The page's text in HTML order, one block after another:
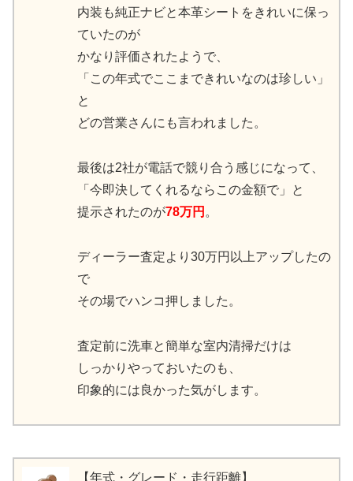
内装も純正ナビと本革シートをきれいに保っ
ていたのが
かなり評価されたようで、
「この年式でここまできれいなのは珍しい」
と
どの営業さんにも言われました。
最後は2社が電話で競り合う感じになって、
「今即決してくれるならこの金額で」と
提示されたのが78万円 。
ディーラー査定より30万円以上アップしたの
で
その場でハンコ押しました。
査定前に洗車と簡単な室内清掃だけは
しっかりやっておいたのも、
印象的には良かった気がします。
【年式・グレード・走行距離】